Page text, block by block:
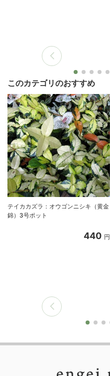
このカテゴリのおすすめ
テイカカズラ：オウゴンニシキ（黄金
錦）3号ポット
440 円